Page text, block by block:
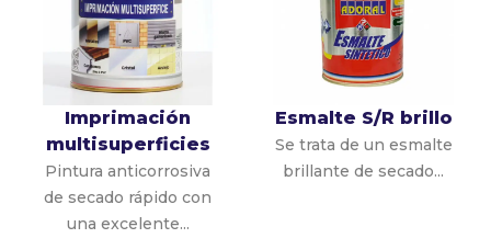
Imprimación
multisuperficies
Pintura anticorrosiva
de secado rápido con
una excelente...
Esmalte S/R brillo
Se trata de un esmalte
brillante de secado...